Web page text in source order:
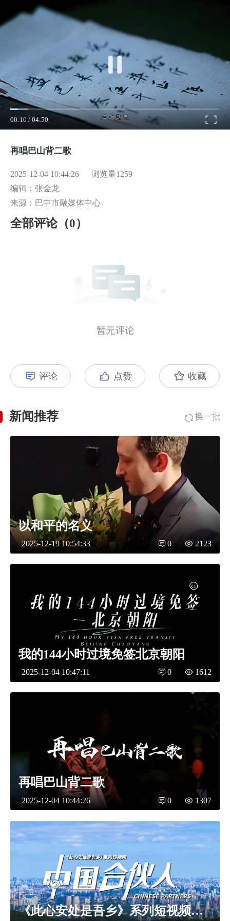
00:11 / 04:50
再唱巴山背二歌
2025-12-04 10:44:26 浏览量1259
编辑：张金龙
来源：巴中市融媒体中心
全部评论（0）
评论 点赞 收藏
新闻推荐 换一批
以和平的名义
2025-12-19 10:54:33 0 2123
我的144小时过境免签北京朝阳
2025-12-04 10:47:11 0 1612
再唱巴山背二歌
2025-12-04 10:44:26 0 1307
《此心安处是吾乡》系列短视频——《中国合伙人》